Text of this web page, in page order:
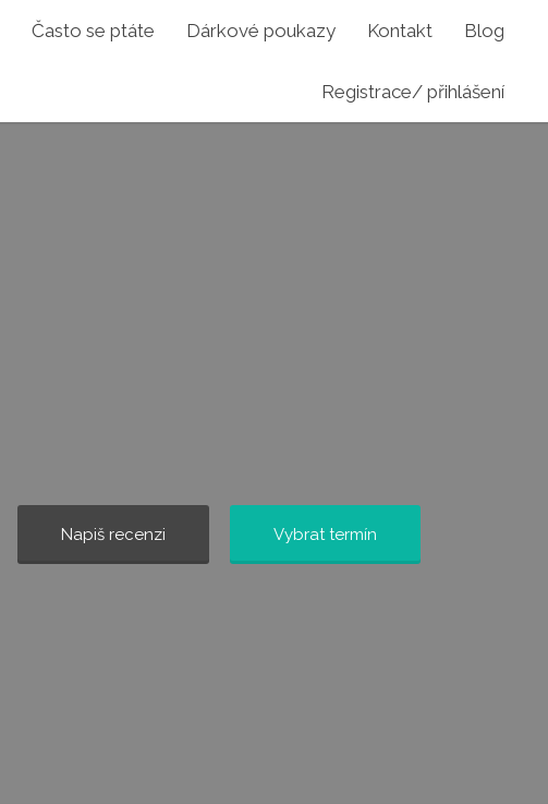
Často se ptáte Dárkové poukazy Kontakt Blog
Registrace/ přihlášení
Napiš recenzi Vybrat termín